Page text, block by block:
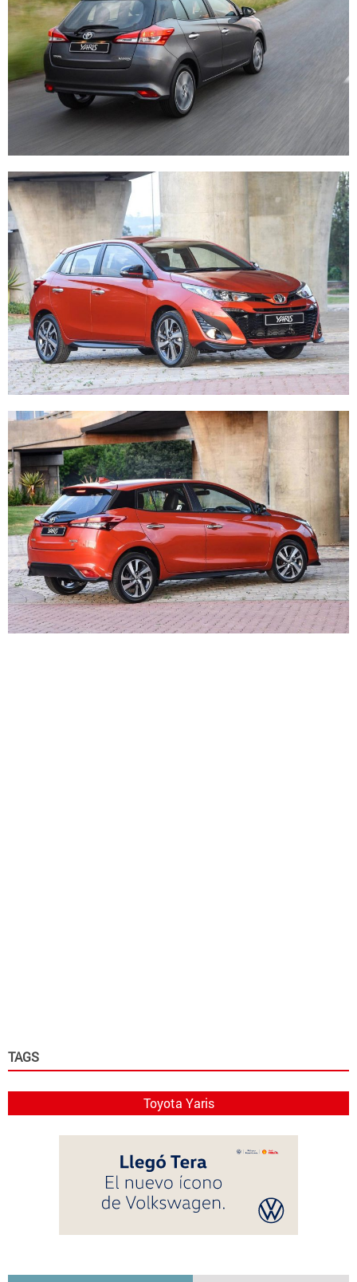
TAGS
Toyota Yaris